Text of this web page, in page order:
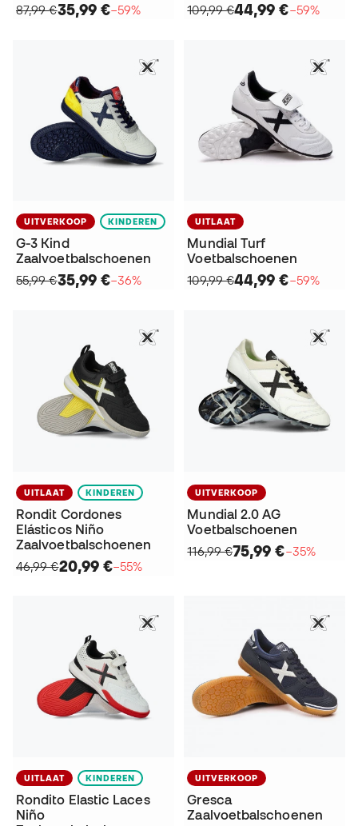
87,99 €35,99 €−59%
109,99 €44,99 €−59%
UITVERKOOP KINDEREN
G-3 Kind
Zaalvoetbalschoenen
55,99 €35,99 €−36%
UITLAAT
Mundial Turf
Voetbalschoenen
109,99 €44,99 €−59%
UITLAAT KINDEREN
Rondit Cordones
Elásticos Niño
Zaalvoetbalschoenen
46,99 €20,99 €−55%
UITVERKOOP
Mundial 2.0 AG
Voetbalschoenen
116,99 €75,99 €−35%
UITLAAT KINDEREN
Rondito Elastic Laces
Niño
UITVERKOOP
Gresca
Zaalvoetbalschoenen